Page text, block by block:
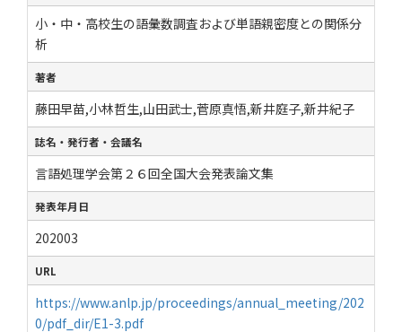
小・中・高校生の語彙数調査および単語親密度との関係分
析
著者
藤田早苗,小林哲生,山田武士,菅原真悟,新井庭子,新井紀子
誌名・発行者・会議名
言語処理学会第２６回全国大会発表論文集
発表年月日
202003
URL
https://www.anlp.jp/proceedings/annual_meeting/202
0/pdf_dir/E1-3.pdf